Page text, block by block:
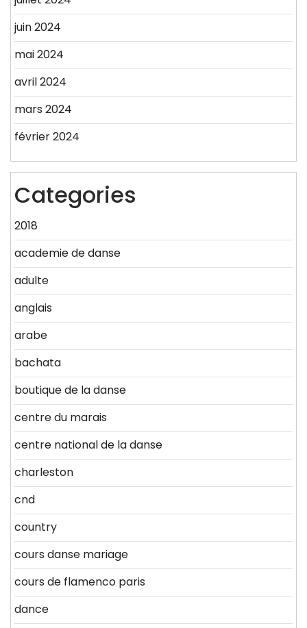
juin 2024
mai 2024
avril 2024
mars 2024
février 2024
Categories
2018
academie de danse
adulte
anglais
arabe
bachata
boutique de la danse
centre du marais
centre national de la danse
charleston
cnd
country
cours danse mariage
cours de flamenco paris
dance